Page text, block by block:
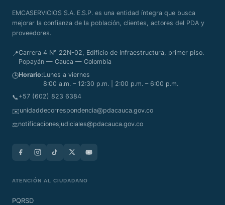
EMCASERVICIOS S.A. E.S.P. es una entidad íntegra que busca
mejorar la confianza de la población, clientes, actores del PDA y
proveedores.
📍Carrera 4 N° 22N-02, Edificio de Infraestructura, primer piso.
Popayán — Cauca — Colombia
🕒Horario:Lunes a viernes
8:00 a.m. – 12:30 p.m. | 2:00 p.m. – 6:00 p.m.
📞+57 (602) 823 6384
✉️unidaddecorrespondencia@pdacauca.gov.co
⚖️notificacionesjudiciales@pdacauca.gov.co
ATENCIÓN AL CIUDADANO
PQRSD